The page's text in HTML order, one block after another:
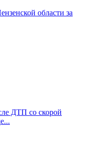
области за
ДТП со скорой